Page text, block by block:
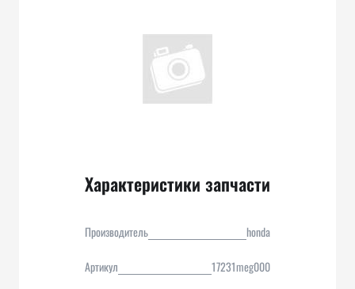
Характеристики запчасти
Производитель honda
Артикул 17231meg000